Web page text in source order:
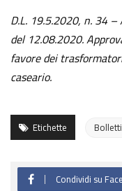
D.L. 19.5.2020, n. 34
del 12.08.2020.
favore dei
caseario.
Etichette
Condividi su